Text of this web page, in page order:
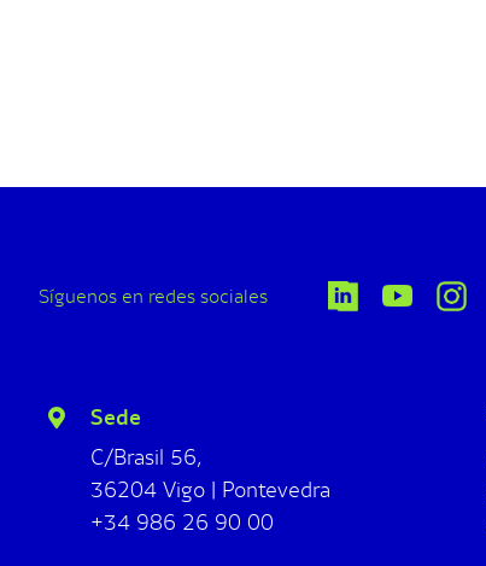
Síguenos en redes sociales
Sede
C/Brasil 56,
36204 Vigo | Pontevedra
+34 986 26 90 00